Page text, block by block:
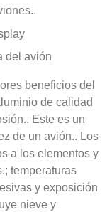
del avión
beneficios del
de calidad
Este es un
de un avión.. Los
a los elementos y
temperaturas
y exposición
nieve y